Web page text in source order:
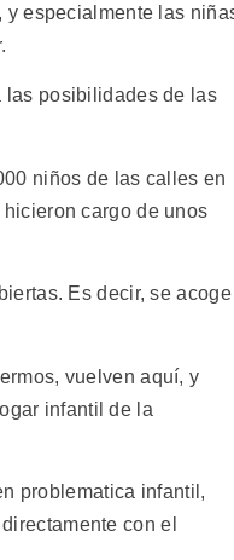
y especialmente las
las posibilidades de las
niños de las calles en
cargo de unos
Es decir, se acoge
vuelven aquí, y
infantil de la
problematica infantil,
con el